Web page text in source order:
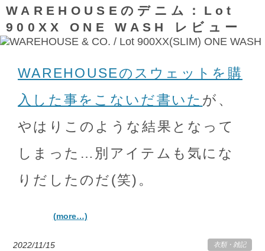
WAREHOUSEのデニム：Lot
900XX ONE WASH レビュー
WAREHOUSEのスウェットを購
入した事をこないだ書いた が、
やはりこのような結果となって
しまった…別アイテムも気にな
りだしたのだ(笑)。
(more…)
2022/11/15 衣類・ 雑記